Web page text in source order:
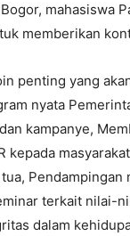
mahasiswa
memberikan
penting yang
nyata
kampanye,
kepada
Pendampingan
terkait nilai-
dalam